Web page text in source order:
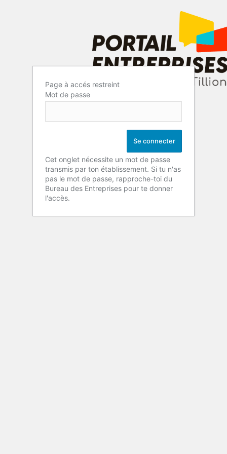
Page à accés restreint
Mot de passe
Cet onglet nécessite un mot de passe
transmis par ton établissement. Si tu n'as
pas le mot de passe, rapproche-toi du
Bureau des Entreprises pour te donner
l'accès.